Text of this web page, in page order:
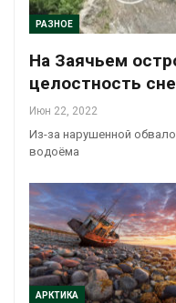
РАЗНОЕ
На Заячьем
целостность
Июн 22, 2022
Из-за нарушенной
водоёма
АРКТИКА